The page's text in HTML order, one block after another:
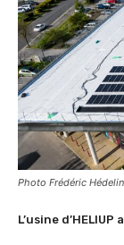
Photo Frédéric Hédelin
L’usine